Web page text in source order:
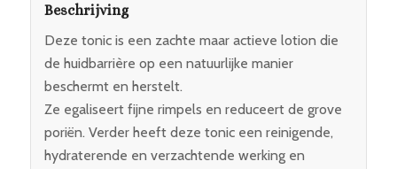
Beschrijving
Deze tonic is een zachte maar actieve lotion die
de huidbarrière op een natuurlijke manier
beschermt en herstelt.
Ze egaliseert fijne rimpels en reduceert de grove
poriën. Verder heeft deze tonic een reinigende,
hydraterende en verzachtende werking en